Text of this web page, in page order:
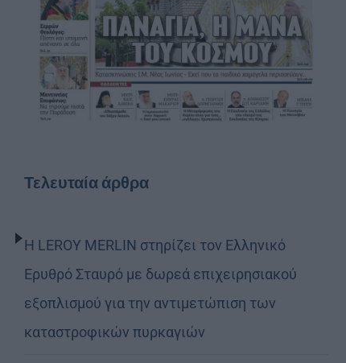
Τελευταία άρθρα
Η LEROY MERLIN στηρίζει τον Ελληνικό
Ερυθρό Σταυρό με δωρεά επιχειρησιακού
εξοπλισμού για την αντιμετώπιση των
καταστροφικών πυρκαγιών